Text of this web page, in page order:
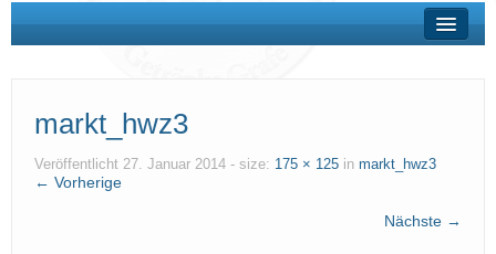
Getränkehandel
Getränkemärkte
markt_hwz3
Veröffentlicht 27. Januar 2014 - size: 175 × 125 in markt_hwz3
← Vorherige
Nächste →